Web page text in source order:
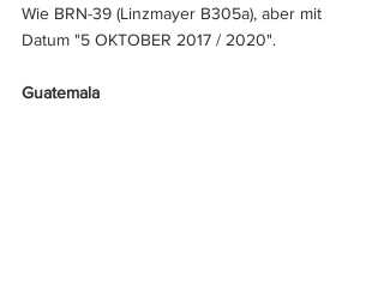
Wie BRN-39 (Linzmayer B305a), aber mit
Datum "5 OKTOBER 2017 / 2020".
Guatemala